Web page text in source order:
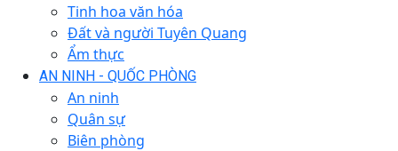
Tinh hoa văn hóa
Đất và người Tuyên Quang
Ẩm thực
AN NINH - QUỐC PHÒNG
An ninh
Quân sự
Biên phòng